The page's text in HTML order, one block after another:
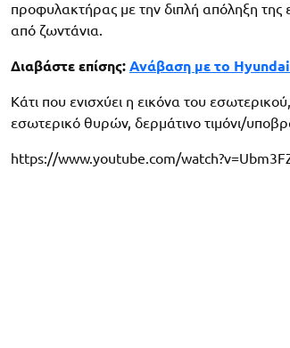
προφυλακτήρας με την διπλή απόληξη της
από ζωντάνια.
Διαβάστε επίσης: Ανάβαση με το
Κάτι που ενισχύει η εικόνα του
εσωτερικό θυρών, δερμάτινο τιμόνι/
https://www.youtube.com/